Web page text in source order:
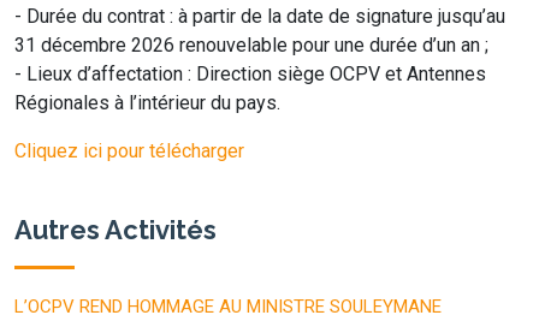
- Durée du contrat : à partir de la date de signature jusqu’au
31 décembre 2026 renouvelable pour une durée d’un an ;
- Lieux d’affectation : Direction siège OCPV et Antennes
Régionales à l’intérieur du pays.
Cliquez ici pour télécharger
Autres Activités
L’OCPV REND HOMMAGE AU MINISTRE SOULEYMANE